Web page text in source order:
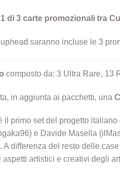
1 di 3 carte promozionali tra
saranno incluse le 3
composto da: 3 Ultra Rare, 13
in aggiunta ai pacchetti, una
il primo set del progetto
e Davide Masella
differenza del resto delle
artistici e creativi degli